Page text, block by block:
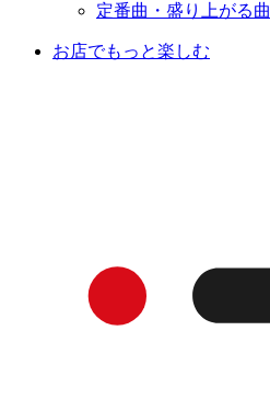
定番曲・盛り上がる曲
お店でもっと楽しむ